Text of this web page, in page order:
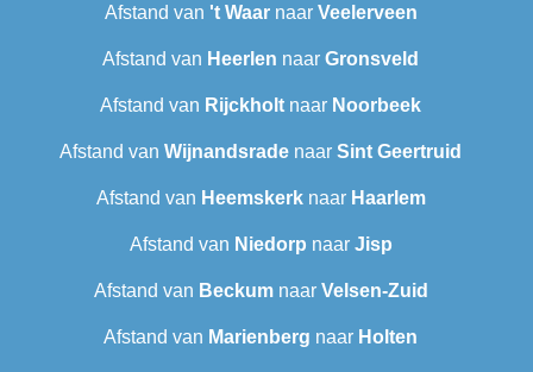
Afstand van 't Waarnaar Veelerveen
Afstand van Heerlen naar Gronsveld
Afstand van Rijckholt naar Noorbeek
Afstand van Wijnandsrade naar Sint Geertruid
Afstand van Heemskerknaar Haarlem
Afstand van Niedorp naar Jisp
Afstand van Beckumnaar Velsen-Zuid
Afstand van Marienberg naar Holten